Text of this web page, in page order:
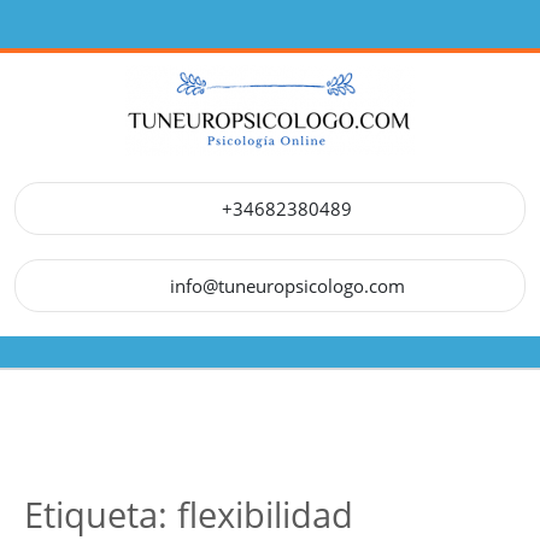
al
+34682380489
info@tuneuropsicologo.com
Botón
Etiqueta: flexibilidad